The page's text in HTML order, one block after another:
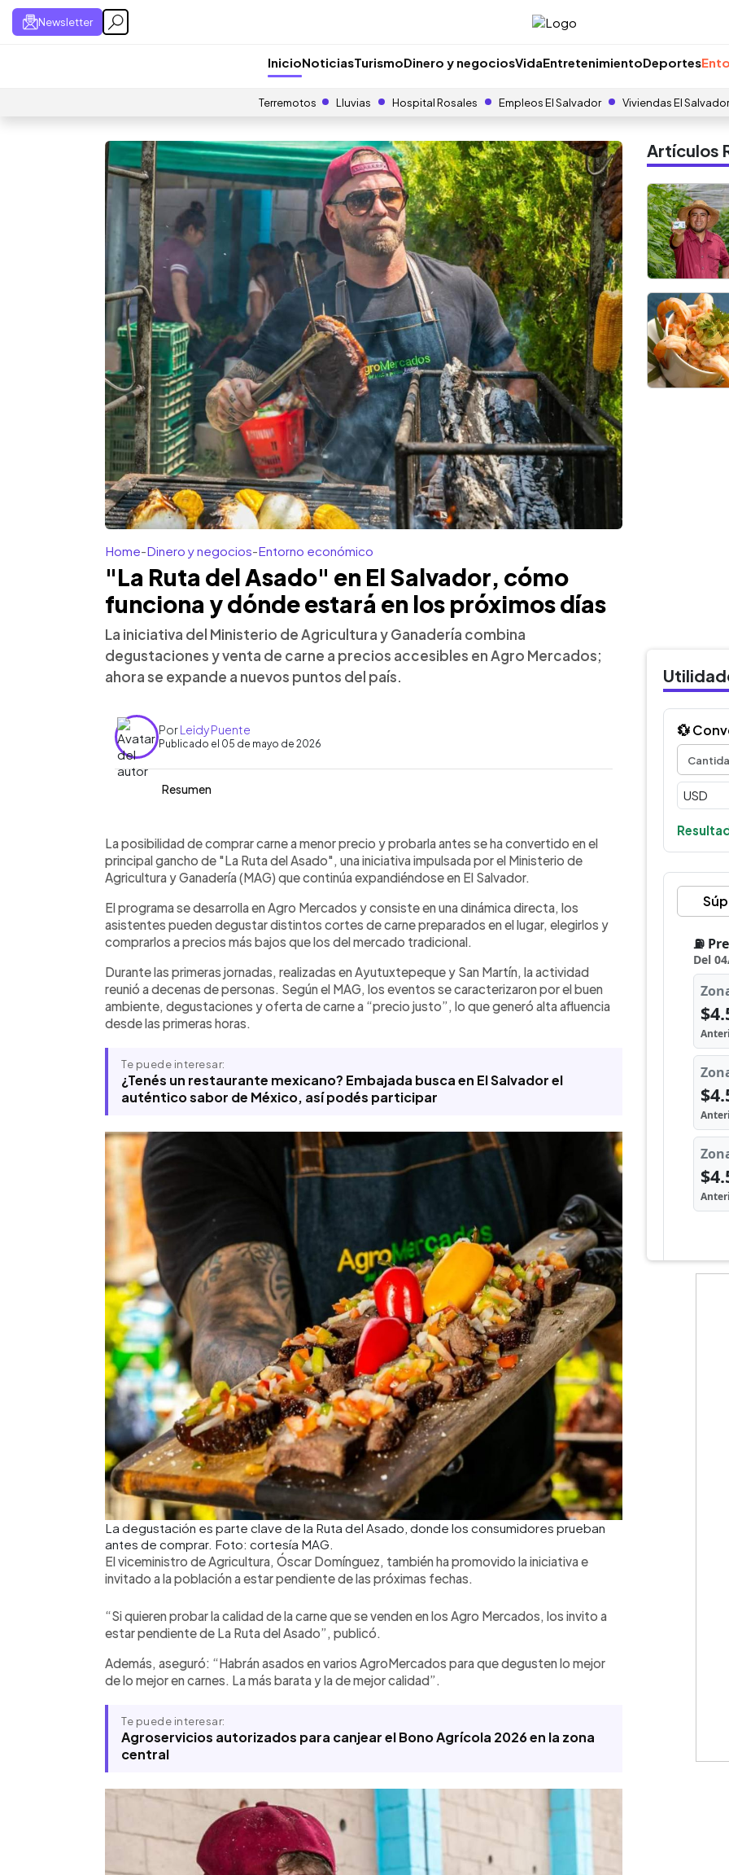
Newsletter
InicioNoticiasTurismoDinero y negociosVidaEntretenimientoDeportes
Terremotos Lluvias Hospital Rosales Empleos El Salvador Viviendas El Salvador
Home-Dinero y negocios-Entorno económico
"La Ruta del Asado" en El Salvador, cómo
funciona y dónde estará en los próximos días
La iniciativa del Ministerio de Agricultura y Ganadería combina
degustaciones y venta de carne a precios accesibles en Agro Mercados;
ahora se expande a nuevos puntos del país.
PorLeidy Puente
Publicado el 05 de mayo de 2026
Resumen
► Escuchar artículo
La Ruta del Asado es una iniciativa del MAG que ofrece degustaciones y
venta de carne a precios accesibles en Agro Mercados. Tras su paso por
Ayutuxtepeque y San Martín, se expandirá en mayo a Soyapango (6), San
El programa busca facilitar el acceso a carne de calidad a bajo costo y
dinamizar la compra directa sin intermediarios.
La posibilidad de comprar carne a menor precio y probarla antes se ha convertido en el
principal gancho de "La Ruta del Asado", una iniciativa impulsada por el Ministerio de
Agricultura y Ganadería (MAG) que continúa expandiéndose en El Salvador.
El programa se desarrolla en Agro Mercados y consiste en una dinámica directa, los
asistentes pueden degustar distintos cortes de carne preparados en el lugar, elegirlos y
comprarlos a precios más bajos que los del mercado tradicional.
Durante las primeras jornadas, realizadas en Ayutuxtepeque y San Martín, la actividad
reunió a decenas de personas. Según el MAG, los eventos se caracterizaron por el buen
ambiente, degustaciones y oferta de carne a “precio justo”, lo que generó alta afluencia
desde las primeras horas.
Te puede interesar:
¿Tenés un restaurante mexicano? Embajada busca en El Salvador el
auténtico sabor de México, así podés participar
La degustación es parte clave de la Ruta del Asado, donde los consumidores prueban
antes de comprar. Foto: cortesía MAG.
El viceministro de Agricultura, Óscar Domínguez, también ha promovido la iniciativa e
invitado a la población a estar pendiente de las próximas fechas.
“Si quieren probar la calidad de la carne que se venden en los Agro Mercados, los invito a
estar pendiente de La Ruta del Asado”, publicó.
Además, aseguró: “Habrán asados en varios AgroMercados para que degusten lo mejor
de lo mejor en carnes. La más barata y la de mejor calidad”.
Te puede interesar:
Agroservicios autorizados para canjear el Bono Agrícola 2026 en la zona
central
Artículos
💱